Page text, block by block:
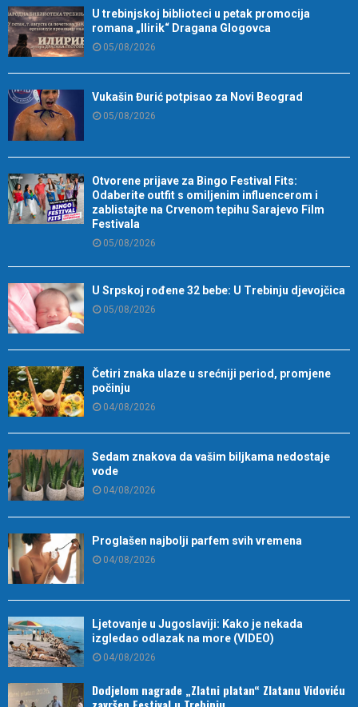
U trebinjskoj biblioteci u petak promocija
romana „Ilirik“ Dragana Glogovca
05/08/2026
Vukašin Đurić potpisao za Novi Beograd
05/08/2026
Otvorene prijave za Bingo Festival Fits:
Odaberite outfit s omiljenim influencerom i
zablistajte na Crvenom tepihu Sarajevo Film
Festivala
05/08/2026
U Srpskoj rođene 32 bebe: U Trebinju djevojčica
05/08/2026
Četiri znaka ulaze u srećniji period, promjene
počinju
04/08/2026
Sedam znakova da vašim biljkama nedostaje
vode
04/08/2026
Proglašen najbolji parfem svih vremena
04/08/2026
Ljetovanje u Jugoslaviji: Kako je nekada
izgledao odlazak na more (VIDEO)
04/08/2026
Dodjelom nagrade „Zlatni platan“ Zlatanu Vidoviću